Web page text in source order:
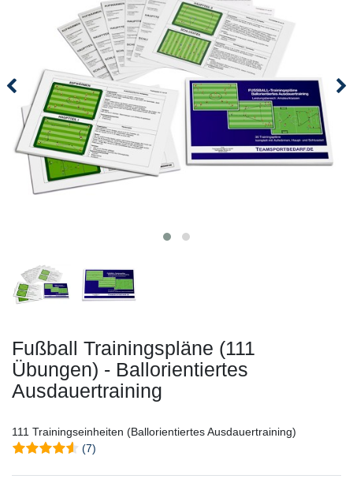
Fußball Trainingspläne (111
Übungen) - Ballorientiertes
Ausdauertraining
111 Trainingseinheiten (Ballorientiertes Ausdauertraining)
(7)